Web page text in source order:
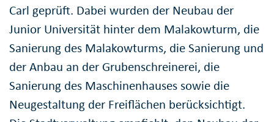
Carl geprüft. Dabei wurden der Neubau der
Junior Universität hinter dem Malakowturm, die
Sanierung des Malakowturms, die Sanierung und
der Anbau an der Grubenschreinerei, die
Sanierung des Maschinenhauses sowie die
Neugestaltung der Freiflächen berücksichtigt.